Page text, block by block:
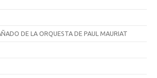
DE LA ORQUESTA DE PAUL MAURIAT